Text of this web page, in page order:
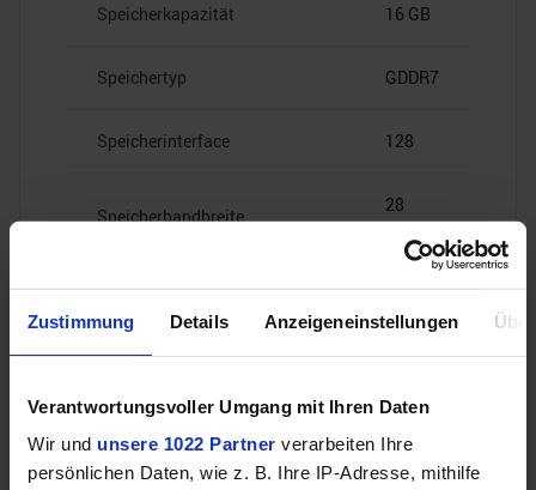
Zustimmung Details Anzeigeneinstellungen
Verantwortungsvoller Umgang mit Ihren Daten
Wir und unsere 1022 Partner verarbeiten Ihre
persönlichen Daten, wie z. B. Ihre IP-Adresse, mithilfe
Speicherkapazität 16 GB
Speichertyp GDDR7
Speicherinterface 128
Speicherbandbreite
28
Gbps
1x HDMI